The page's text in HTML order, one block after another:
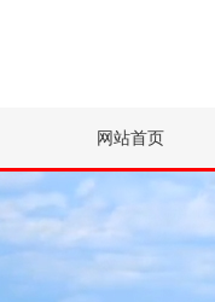
网站首页